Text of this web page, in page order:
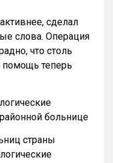
сделал
слова. Операция
что столь
помощь теперь
больнице
страны